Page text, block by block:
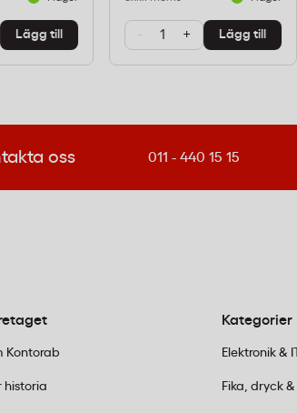
val när du vill
utan att behöva välja
mer
Lägg till - + Lägg till
oss 011 - 440 15 15
Kontorab
historia
Kategorier
Elektronik & IT
Fika, dryck &